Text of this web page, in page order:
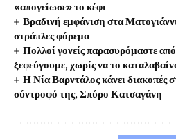
«απογείωσε» το κέφι
Βραδινή εμφάνιση στα
στράπλες φόρεμα
Πολλοί γονείς παρασυρόμαστε
ξεφεύγουμε, χωρίς να το
Η Νία Βαρντάλος κάνει διακοπές
σύντροφό της, Σπύρο Κατσαγάνη